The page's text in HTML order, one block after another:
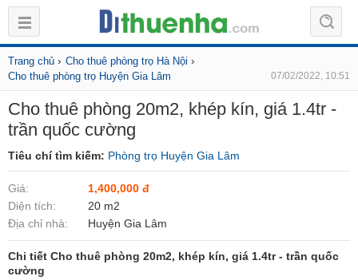
Trang chủ › Cho thuê phòng trọ Hà Nội ›
Cho thuê phòng trọ Huyện Gia Lâm 07/02/2022, 10:51
Cho thuê phòng 20m2, khép kín, giá 1.4tr -
trần quốc cường
Tiêu chí tìm kiếm: Phòng trọ Huyện Gia Lâm
Giá:
1,400,000 đ
Diện tích:
20 m2
Địa chỉ nhà:
Huyện Gia Lâm
Chi tiết Cho thuê phòng 20m2, khép kín, giá 1.4tr - trần quốc
cường